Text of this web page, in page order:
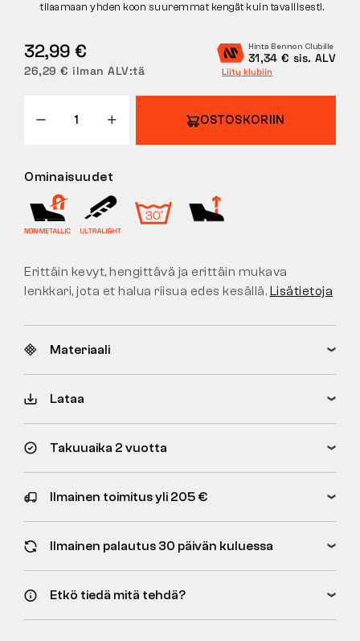
tilaamaan yhden koon suuremmat kengät kuin tavallisesti.
32,99 €
26,29 € ilman ALV:tä
Hinta Bennon Clubille
31,34 € sis. ALV
Liity klubiin
OSTOSKORIIN
Ominaisuudet
Erittäin kevyt, hengittävä ja erittäin mukava
lenkkari, jota et halua riisua edes kesällä. Lisätietoja
Materiaali
Lataa
Takuuaika 2 vuotta
Ilmainen toimitus yli 205 €
Ilmainen palautus 30 päivän kuluessa
Etkö tiedä mitä tehdä?